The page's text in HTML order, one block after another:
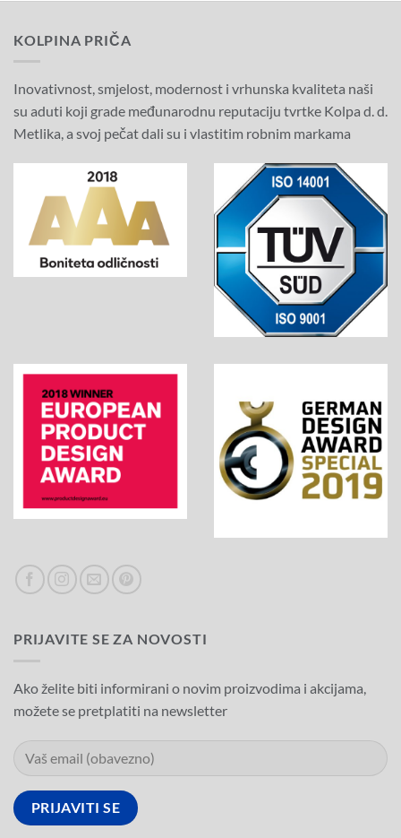
720,00€
(3.254,90
KOLPINA PRIČA
Inovativnost, smjelost, modernost i vrhunska kvaliteta naši
su aduti koji grade međunarodnu reputaciju tvrtke Kolpa d. d.
Metlika, a svoj pečat dali su i vlastitim robnim markama
PRIJAVITE SE ZA NOVOSTI
Ako želite biti informirani o novim proizvodima i akcijama,
možete se pretplatiti na newsletter